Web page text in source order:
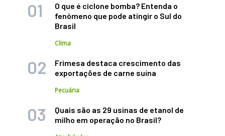
O que é ciclone bomba? Entenda o
fenômeno que pode atingir o Sul do
Brasil
Clima
Frimesa destaca crescimento das
exportações de carne suína
Pecuária
Quais são as 29 usinas de etanol de
milho em operação no Brasil?